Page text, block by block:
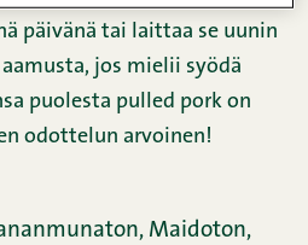
päivänä tai laittaa se uunin
jos mielii syödä
puolesta pulled pork on
odottelun arvoinen!
Maidoton,